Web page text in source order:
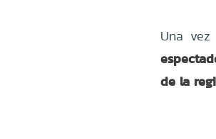
Una
de la